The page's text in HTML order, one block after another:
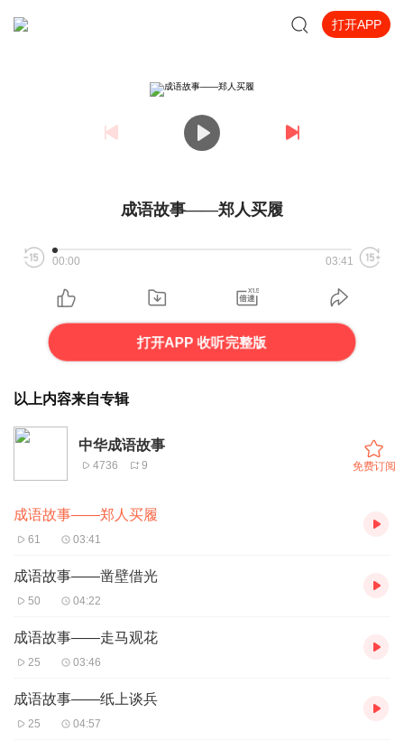
打开APP
成语故事——郑人买履
00:00 03:41
打开APP 收听完整版
以上内容来自专辑
中华成语故事
4736 9 免费订阅
成语故事——郑人买履
61 03:41
成语故事——凿壁借光
50 04:22
成语故事——走马观花
25 03:46
成语故事——纸上谈兵
25 04:57